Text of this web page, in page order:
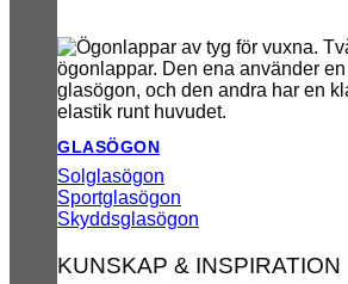
GLASÖGON
Solglasögon
Sportglasögon
Skyddsglasögon
KUNSKAP & INSPIRATION